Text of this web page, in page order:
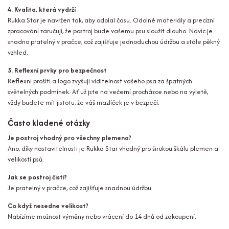
4. Kvalita, která vydrží
Rukka Star je navržen tak, aby odolal času. Odolné materiály a precizní
zpracování zaručují, že postroj bude vašemu psu sloužit dlouho. Navíc je
snadno pratelný v pračce, což zajišťuje jednoduchou údržbu a stále pěkný
vzhled.
5. Reflexní prvky pro bezpečnost
Reflexní prošití a logo zvyšují viditelnost vašeho psa za špatných
světelných podmínek. Ať už jste na večerní procházce nebo na výletě,
vždy budete mít jistotu, že váš mazlíček je v bezpečí.
Často kladené otázky
Je postroj vhodný pro všechny plemena?
Ano, díky nastavitelnosti je Rukka Star vhodný pro širokou škálu plemen a
velikostí psů.
Jak se postroj čistí?
Je pratelný v pračce, což zajišťuje snadnou údržbu.
Co když nesedne velikost?
Nabízíme možnost výměny nebo vrácení do 14 dnů od zakoupení.